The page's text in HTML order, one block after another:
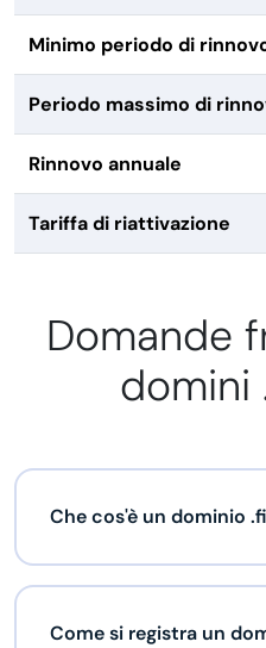
Minimo periodo di
Periodo massimo di
Rinnovo annuale
Tariffa di riattivazione
Domande
domini
Che cos'è un dominio
Come si registra un